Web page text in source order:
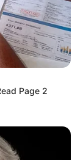
ำของคน
เรื่องต้องใช้
Page 2